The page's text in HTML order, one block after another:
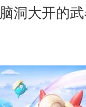
洞大开的